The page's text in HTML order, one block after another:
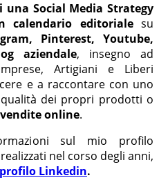
una Social Media Strategy
calendario editorialesu
Pinterest, Youtube,
aziendale, insegno ad
Artigiani e Liberi
e a raccontare con uno
dei propri prodotti o
online.
sul mio profilo
nel corso degli anni,
profilo Linkedin.